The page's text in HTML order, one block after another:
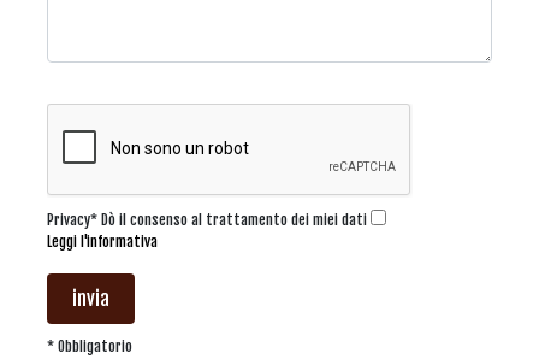
Privacy* Dò il consenso al trattamento dei miei dati
Leggi l'informativa
invia
* Obbligatorio